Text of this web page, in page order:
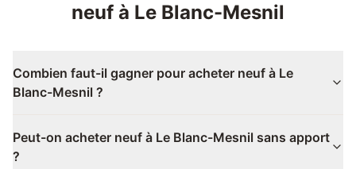
neuf à Le Blanc-Mesnil
Combien faut-il gagner pour acheter neuf à Le
Blanc-Mesnil ?
Peut-on acheter neuf à Le Blanc-Mesnil sans apport
?